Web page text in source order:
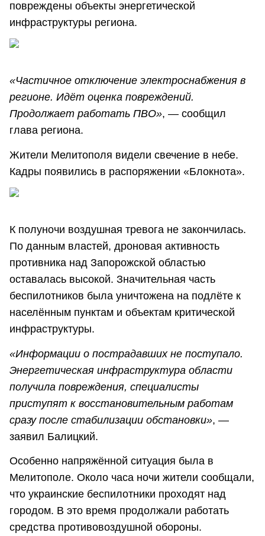
повреждены объекты энергетической
инфраструктуры региона.
«Частичное отключение электроснабжения в
регионе. Идёт оценка повреждений.
Продолжает работать ПВО», — сообщил
глава региона.
Жители Мелитополя видели свечение в небе.
Кадры появились в распоряжении «Блокнота».
К полуночи воздушная тревога не закончилась.
По данным властей, дроновая активность
противника над Запорожской областью
оставалась высокой. Значительная часть
беспилотников была уничтожена на подлёте к
населённым пунктам и объектам критической
инфраструктуры.
«Информации о пострадавших не поступало.
Энергетическая инфраструктура области
получила повреждения, специалисты
приступят к восстановительным работам
сразу после стабилизации обстановки», —
заявил Балицкий.
Особенно напряжённой ситуация была в
Мелитополе. Около часа ночи жители сообщали,
что украинские беспилотники проходят над
городом. В это время продолжали работать
средства противовоздушной обороны.